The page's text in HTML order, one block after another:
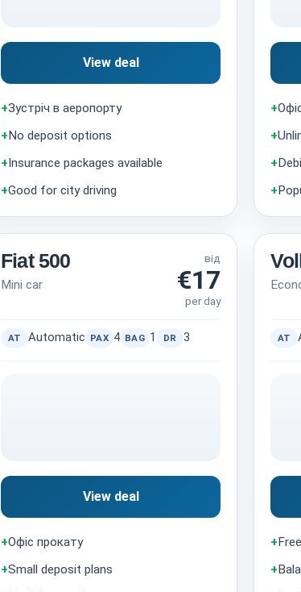
View deal
+Зустріч в аеропорту
+No deposit options
+Insurance packages available
+Good for city driving
+
+
+
+
Fiat 500
Mini car
від
€17
per day
AT Automatic PAX 4 BAG 1 DR 3
View deal
+Офіс прокату
+Small deposit plans
AT
+
+